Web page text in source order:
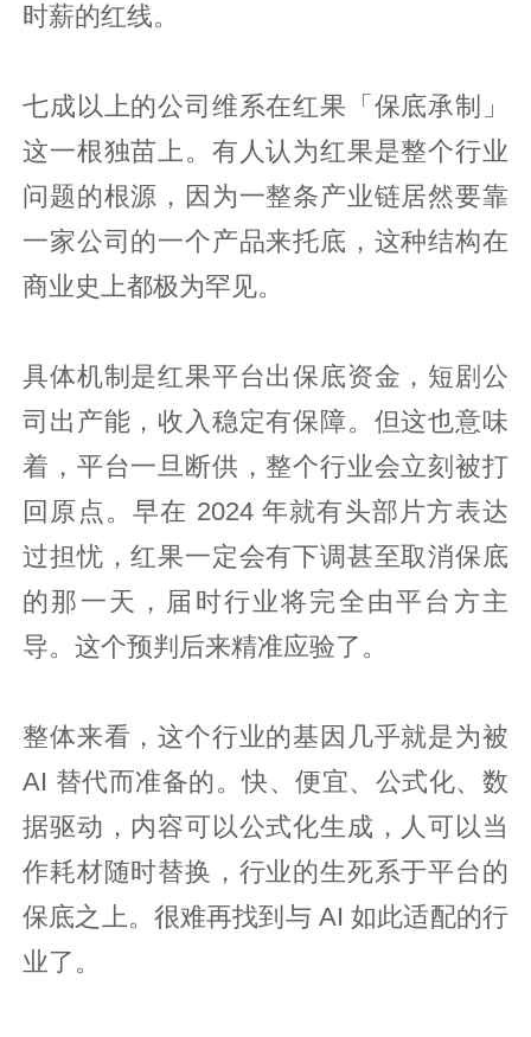
时薪的红线。
七成以上的公司维系在红果「保底承制」
这一根独苗上。有人认为红果是整个行业
问题的根源，因为一整条产业链居然要靠
一家公司的一个产品来托底，这种结构在
商业史上都极为罕见。
具体机制是红果平台出保底资金，短剧公
司出产能，收入稳定有保障。但这也意味
着，平台一旦断供，整个行业会立刻被打
回原点。早在 2024 年就有头部片方表达
过担忧，红果一定会有下调甚至取消保底
的那一天，届时行业将完全由平台方主
导。这个预判后来精准应验了。
整体来看，这个行业的基因几乎就是为被
AI 替代而准备的。快、便宜、公式化、数
据驱动，内容可以公式化生成，人可以当
作耗材随时替换，行业的生死系于平台的
保底之上。很难再找到与 AI 如此适配的行
业了。